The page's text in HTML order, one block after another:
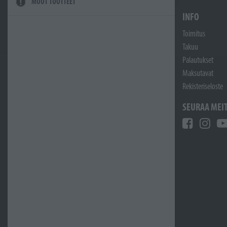
INFO
Toimitus
Takuu
Palautukset
Maksutavat
Rekisteriseloste
SEURAA